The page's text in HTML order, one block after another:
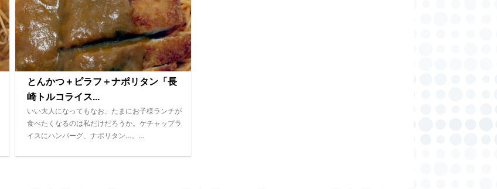
とんかつ＋ピラフ＋ナポリタン「長
崎トルコライス...
いい大人になってもなお、たまにお子様ランチが
食べたくなるのは私だけだろうか。ケチャップラ
イスにハンバーグ、ナポリタン…。…